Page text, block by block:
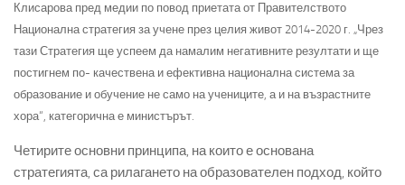
Клисарова пред медии по повод приетата от Правителството
Национална стратегия за учене през целия живот 2014-2020 г. „Чрез
тази Стратегия ще успеем да намалим негативните резултати и ще
постигнем по- качествена и ефективна национална система за
образование и обучение не само на учениците, а и на възрастните
хора“, категорична е министърът.
Четирите основни принципа, на които е основана
стратегията, са рилагането на образователен подход, който